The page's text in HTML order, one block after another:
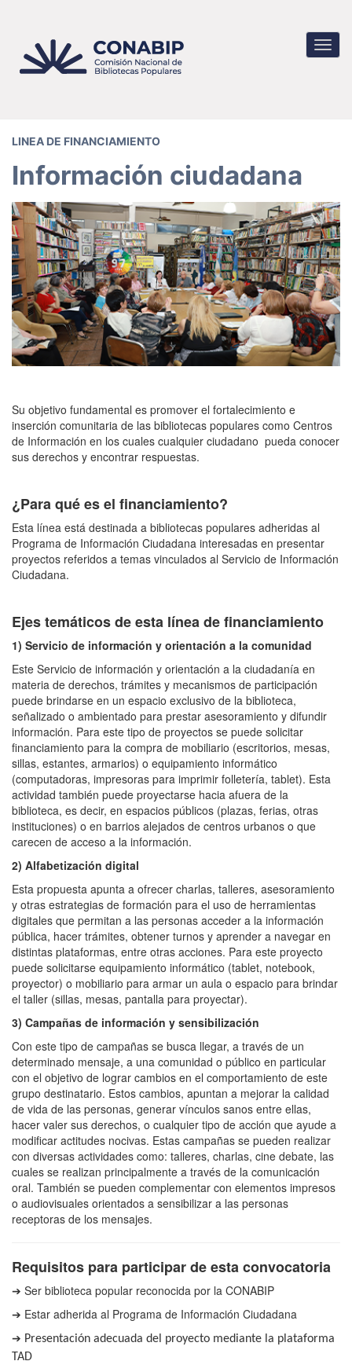
contenido
principal
LINEA DE FINANCIAMIENTO
Información ciudadana
Su objetivo fundamental es promover el fortalecimiento e
inserción comunitaria de las bibliotecas populares como Centros
de Información en los cuales cualquier ciudadano pueda conocer
sus derechos y encontrar respuestas.
¿Para qué es el financiamiento?
Esta línea está destinada a bibliotecas populares adheridas al
Programa de Información Ciudadana interesadas en presentar
proyectos referidos a temas vinculados al Servicio de Información
Ciudadana.
Ejes temáticos de esta línea de financiamiento
1) Servicio de información y orientación a la comunidad
Este Servicio de información y orientación a la ciudadanía en
materia de derechos, trámites y mecanismos de participación
puede brindarse en un espacio exclusivo de la biblioteca,
señalizado o ambientado para prestar asesoramiento y difundir
información. Para este tipo de proyectos se puede solicitar
financiamiento para la compra de mobiliario (escritorios, mesas,
sillas, estantes, armarios) o equipamiento informático
(computadoras, impresoras para imprimir folletería, tablet). Esta
actividad también puede proyectarse hacia afuera de la
biblioteca, es decir, en espacios públicos (plazas, ferias, otras
instituciones) o en barrios alejados de centros urbanos o que
carecen de acceso a la información.
2) Alfabetización digital
Esta propuesta apunta a ofrecer charlas, talleres, asesoramiento
y otras estrategias de formación para el uso de herramientas
digitales que permitan a las personas acceder a la información
pública, hacer trámites, obtener turnos y aprender a navegar en
distintas plataformas, entre otras acciones. Para este proyecto
puede solicitarse equipamiento informático (tablet, notebook,
proyector) o mobiliario para armar un aula o espacio para brindar
el taller (sillas, mesas, pantalla para proyectar).
3) Campañas de información y sensibilización
Con este tipo de campañas se busca llegar, a través de un
determinado mensaje, a una comunidad o público en particular
con el objetivo de lograr cambios en el comportamiento de este
grupo destinatario. Estos cambios, apuntan a mejorar la calidad
de vida de las personas, generar vínculos sanos entre ellas,
hacer valer sus derechos, o cualquier tipo de acción que ayude a
modificar actitudes nocivas. Estas campañas se pueden realizar
con diversas actividades como: talleres, charlas, cine debate, las
cuales se realizan principalmente a través de la comunicación
oral. También se pueden complementar con elementos impresos
o audiovisuales orientados a sensibilizar a las personas
receptoras de los mensajes.
Requisitos para participar de esta convocatoria
➔ Ser biblioteca popular reconocida por la CONABIP
➔ Estar adherida al Programa de Información Ciudadana
➔ Presentación adecuada del proyecto mediante la plataforma
TAD